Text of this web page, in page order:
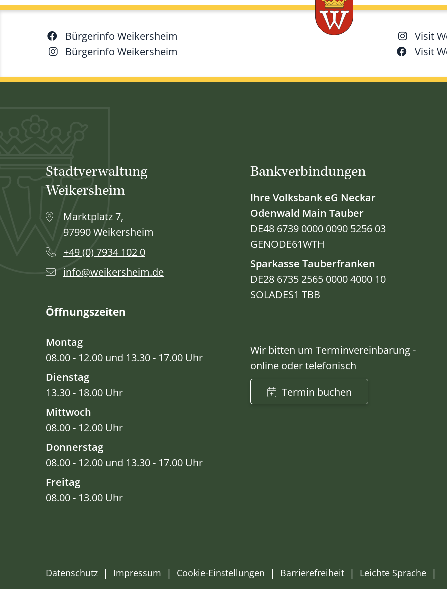
Bürgerinfo Weikersheim
Bürgerinfo Weikersheim
Visit
Visit
Stadtverwaltung
Weikersheim
Marktplatz 7,
97990 Weikersheim
+49 (0) 7934 102 0
info@weikersheim.de
Öffnungszeiten
Montag
08.00 - 12.00 und 13.30 - 17.00 Uhr
Dienstag
13.30 - 18.00 Uhr
Mittwoch
08.00 - 12.00 Uhr
Donnerstag
08.00 - 12.00 und 13.30 - 17.00 Uhr
Freitag
08.00 - 13.00 Uhr
Bankverbindungen
Ihre Volksbank eG Neckar
Odenwald Main Tauber
DE48 6739 0000 0090 5256 03
GENODE61WTH
Sparkasse Tauberfranken
DE28 6735 2565 0000 4000 10
SOLADES1 TBB
Wir bitten um Terminvereinbarung -
online oder telefonisch
Termin buchen
Datenschutz Impressum Cookie-Einstellungen Barrierefreiheit
Leichte Sprache